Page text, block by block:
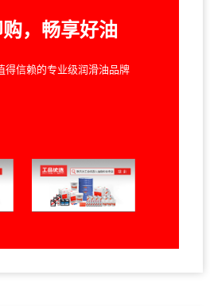
，畅享好油
得信赖的专业级润滑油品牌